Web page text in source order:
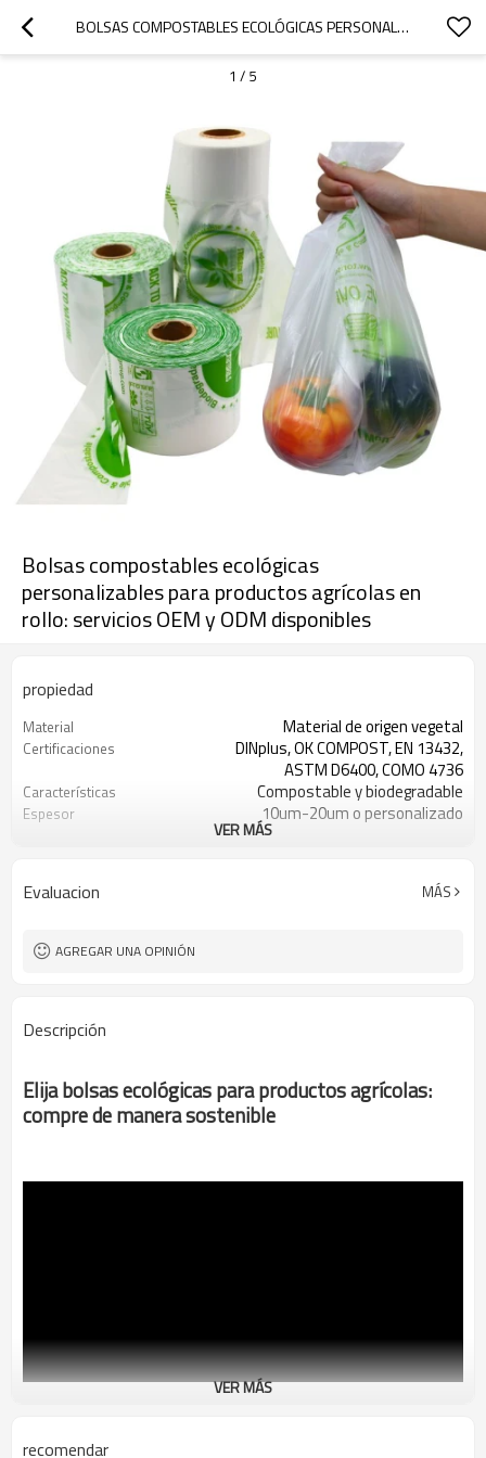
BOLSAS COMPOSTABLES ECOLÓGICAS PERSONALIZABLES PARA PRODUCTOS AGRÍCOLAS EN ROLLO: SERVICIOS OEM Y ODM DISPONIBLES
1 / 5
Bolsas compostables ecológicas
personalizables para productos agrícolas en
rollo: servicios OEM y ODM disponibles
propiedad
Material Material de origen vegetal
Certificaciones
DINplus, OK COMPOST, EN 13432,
ASTM D6400, COMO 4736
Características Compostable y biodegradable
Espesor 10um-20um o personalizado
220-500 mm o personalizado
comestibles/cocina
VER MÁS
Evaluacion MÁS
AGREGAR UNA OPINIÓN
Descripción
Elija bolsas ecológicas para productos agrícolas:
compre de manera sostenible
VER MÁS
recomendar